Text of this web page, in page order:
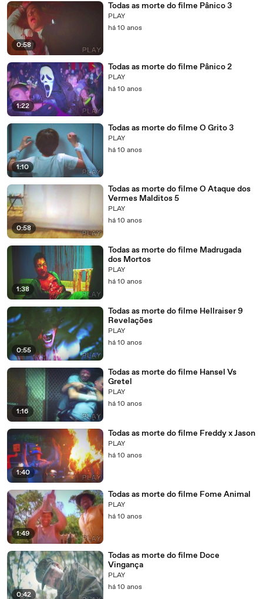
0:58
Todas as morte do filme Pânico 3
PLAY
há 10 anos
1:22
Todas as morte do filme Pânico 2
PLAY
há 10 anos
1:10
Todas as morte do filme O Grito 3
PLAY
há 10 anos
0:58
Todas as morte do filme O Ataque dos
Vermes Malditos 5
PLAY
há 10 anos
1:38
Todas as morte do filme Madrugada
dos Mortos
PLAY
há 10 anos
0:55
Todas as morte do filme Hellraiser 9
Revelações
PLAY
há 10 anos
1:16
Todas as morte do filme Hansel Vs
Gretel
PLAY
há 10 anos
1:40
Todas as morte do filme Freddy x Jason
PLAY
há 10 anos
1:49
Todas as morte do filme Fome Animal
PLAY
há 10 anos
0:42
Todas as morte do filme Doce
Vingança
PLAY
há 10 anos